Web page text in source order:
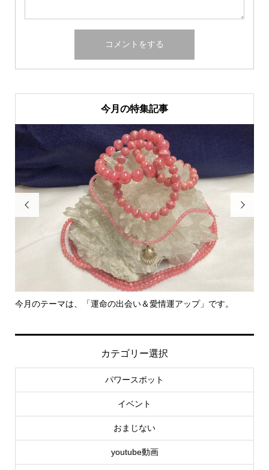
今月の特集記事

今月のテーマは、「運命の出会い＆愛情運アップ」です。

カテゴリー選択
パワースポット
イベント
おまじない
youtube動画